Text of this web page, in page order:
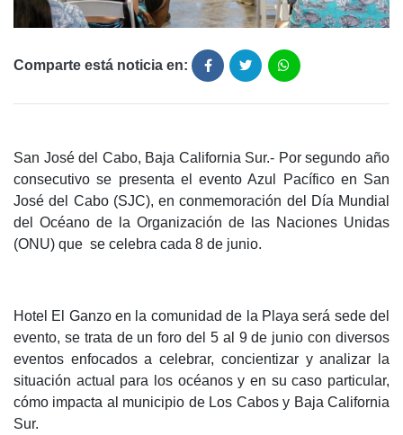
Comparte está noticia en:
San José del Cabo, Baja California Sur.- Por segundo año
consecutivo se presenta el evento Azul Pacífico en San
José del Cabo (SJC), en conmemoración del Día Mundial
del Océano de la Organización de las Naciones Unidas
(ONU) que se celebra cada 8 de junio.
Hotel El Ganzo en la comunidad de la Playa será sede del
evento, se trata de un foro del 5 al 9 de junio con diversos
eventos enfocados a celebrar, concientizar y analizar la
situación actual para los océanos y en su caso particular,
cómo impacta al municipio de Los Cabos y Baja California
Sur.